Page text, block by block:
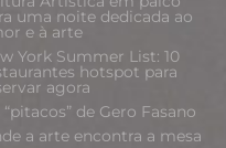
uma noite dedicada ao
e à arte
York Summer List: 10
hotspot para
agora
“pitacos” de Gero Fasano
a arte encontra a mesa